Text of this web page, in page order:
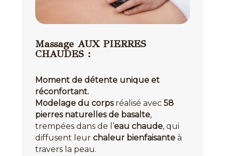
Massage AUX PIERRES
CHAUDES :
Moment de détente unique et
réconfortant.
Modelage du corpsréalisé avec 58
pierres naturelles de basalte,
trempées dans de l’eau chaude, qui
diffusent leur chaleur bienfaisanteà
travers la peau.